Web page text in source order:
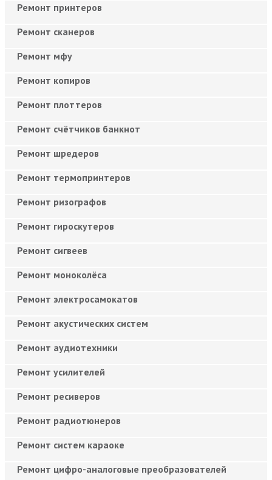
Ремонт принтеров
Ремонт сканеров
Ремонт мфу
Ремонт копиров
Ремонт плоттеров
Ремонт счётчиков банкнот
Ремонт шредеров
Ремонт термопринтеров
Ремонт ризографов
Ремонт гироскутеров
Ремонт сигвеев
Ремонт моноколёса
Ремонт электросамокатов
Ремонт акустических систем
Ремонт аудиотехники
Ремонт усилителей
Ремонт ресиверов
Ремонт радиотюнеров
Ремонт систем караоке
Ремонт цифро-аналоговые преобразователей